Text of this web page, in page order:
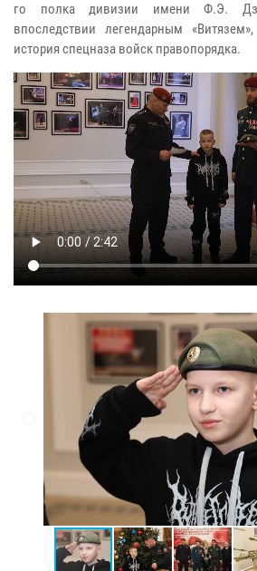
го полка дивизии имени Ф.Э.
впоследствии легендарным
история спецназа войск правопорядка.